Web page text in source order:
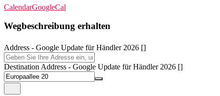
CalendarGoogleCal
Wegbeschreibung erhalten
Address - Google Update für Händler 2026 []
Destination Address - Google Update für Händler 2026 []